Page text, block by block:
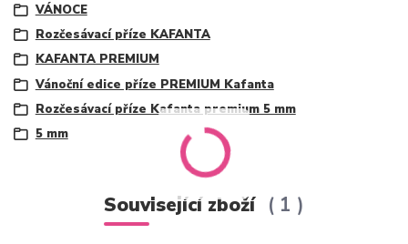
VÁNOCE
Rozčesávací příze KAFANTA
KAFANTA PREMIUM
Vánoční edice příze PREMIUM Kafanta
Rozčesávací příze Kafanta premium 5 mm
5 mm
Související zboží 1